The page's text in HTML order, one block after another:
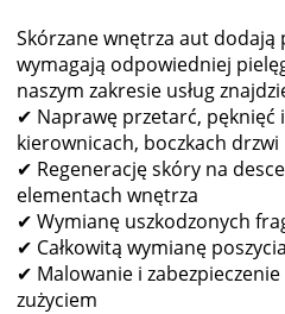
Skórzane wnętrza aut dodają
wymagają odpowiedniej
naszym zakresie usług
✔ Naprawę przetarć, pęknięć
kierownicach, boczkach drzwi
✔ Regenerację skóry na
elementach wnętrza
✔ Wymianę uszkodzonych
✔ Całkowitą wymianę
✔ Malowanie i
zużyciem